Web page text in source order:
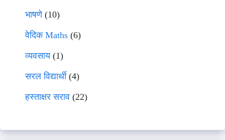
भाषणे(10)
वेदिक Maths (6)
व्यवसाय(1)
सरल विद्यार्थी(4)
हस्ताक्षर सराव (22)